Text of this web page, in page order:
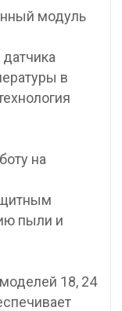
модуль
в
на
пыли и
18, 24